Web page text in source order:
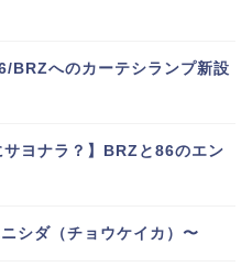
BRZへのカーテシランプ新設
サヨナラ？】BRZと86のエン
シダ（チョウケイカ）〜